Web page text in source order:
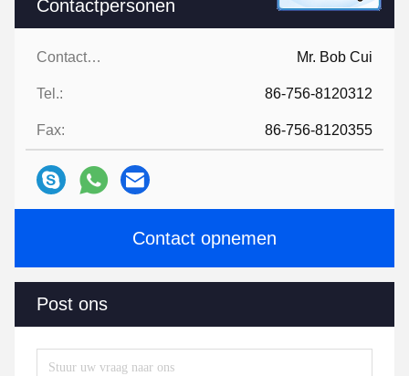
Contactpersonen
Contactpersonen: Mr. Bob Cui
Tel.: 86-756-8120312
Fax: 86-756-8120355
Contact opnemen
Post ons